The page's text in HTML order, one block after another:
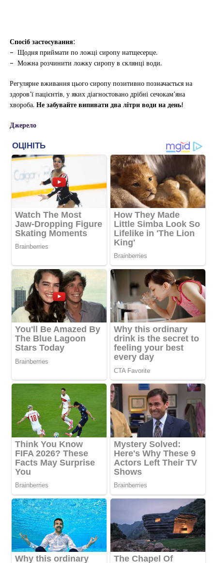
Спосіб застосування:
– Щодня приймати по ложці сиропу натщесерце.
– Можна розчинити ложку сиропу в склянці води.
Регулярне вживання цього сиропу позитивно позначається на
здоров’ї пацієнтів, у яких діагностовано дрібні сечокам’яна
хвороба.Не забувайте випивати два літри води на день!
Джерело